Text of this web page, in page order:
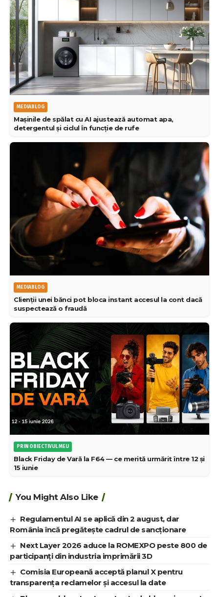
MEDIABLOG
Mașinile de spălat cu AI ajustează automat apa,
detergentul și ciclul în funcție de rufe
MEDIABLOG
Clienții unei bănci pot bloca instant accesul la cont dacă
suspectează o fraudă
PRIN OBIECTIVUL MEU
Black Friday de Vară la F64 — ce merită urmărit între 12 și
15 iunie
You Might Also Like
Regulamentul AI se aplică din 2 august, dar
România încă pregătește cadrul de sancționare
Next Layer 2026 aduce la ROMEXPO peste 800 de
participanți din industria imprimării 3D
Comisia Europeană acceptă planul X pentru
transparența reclamelor și accesul la date